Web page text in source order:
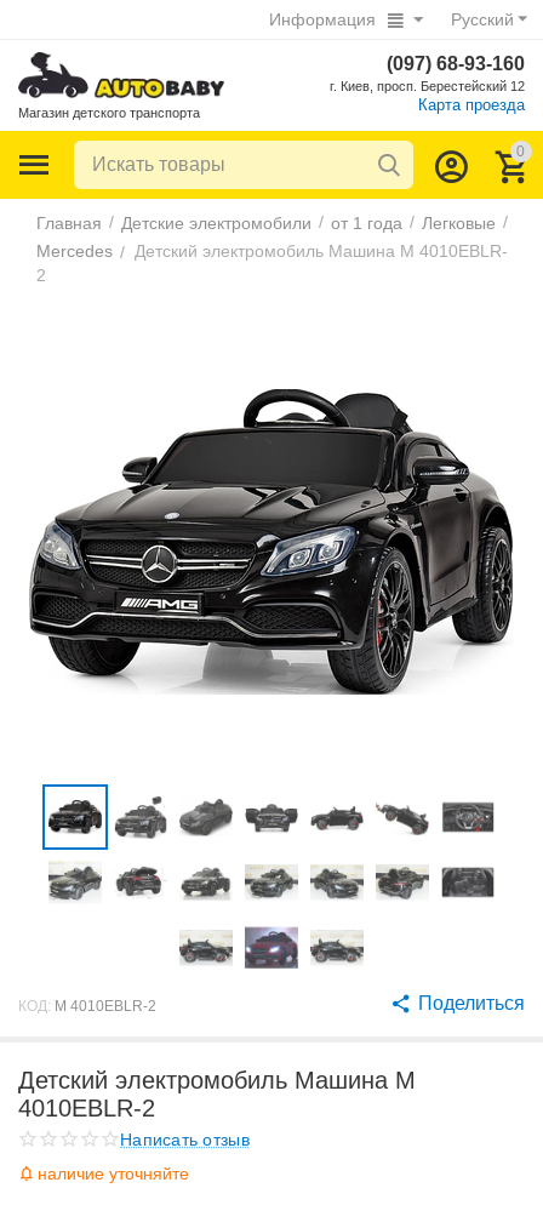
Русский
Информация
Магазин детского транспорта
(097) 68-93-160
г. Киев, просп. Берестейский 12
Карта проезда
0
Главная / Детские электромобили / от 1 года / Легковые /
Mercedes / Детский электромобиль Машина M 4010EBLR-
2
КОД: M 4010EBLR-2 Поделиться
Детский электромобиль Машина M
4010EBLR-2
Написать отзыв
наличие уточняйте